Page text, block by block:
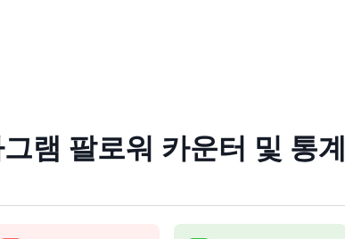
램 팔로워 카운터 및 통계